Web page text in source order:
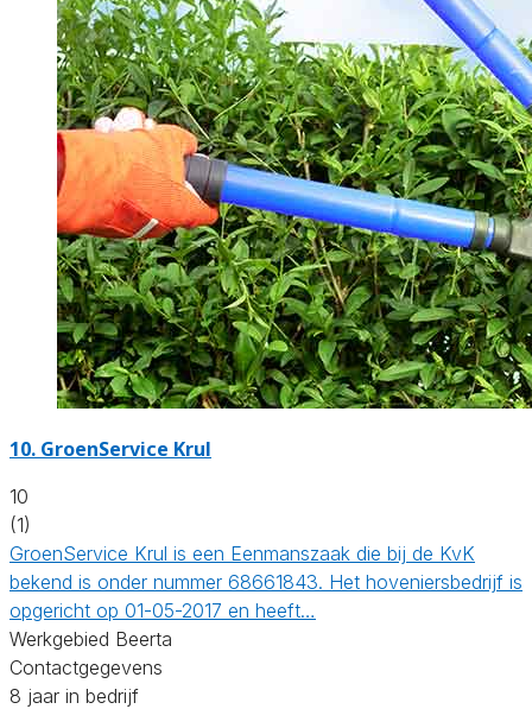
10. GroenService Krul
10
(1)
GroenService Krul is een Eenmanszaak die bij de KvK
bekend is onder nummer 68661843. Het hoveniersbedrijf is
opgericht op 01-05-2017 en heeft…
Werkgebied Beerta
Contactgegevens
8 jaar in bedrijf